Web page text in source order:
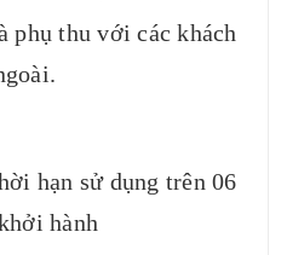
phụ thu với các khách
hạn sử dụng trên 06
hành